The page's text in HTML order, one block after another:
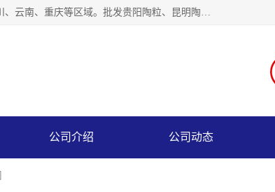
云南仕沃贸易有限公司是一家贵州陶粒生产厂家，陶粒业务覆盖贵阳、昆明、四川、云南、重庆等区域。批发贵阳陶粒、昆明陶粒、四川陶粒、云南陶粒、重庆陶粒，服务热线：*。仕沃贸易建材致力于建筑产业化、绿色建筑体系、产品和系统应用解决方案的企业。研发生产、销售和推广绿色建筑体系、建筑产业化体系的各种环保建筑产品。
公司介绍 公司动态